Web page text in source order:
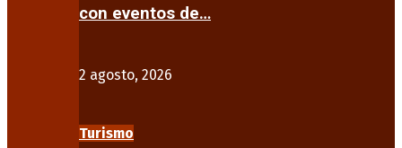
con eventos de…
2 agosto, 2026
Turismo